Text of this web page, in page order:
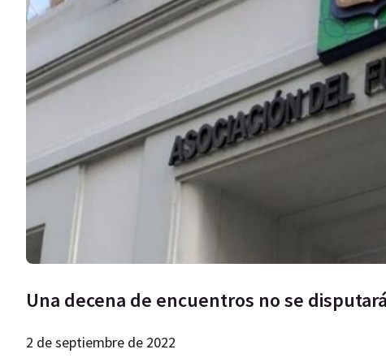
Una decena de encuentros no se
2 de septiembre de 2022